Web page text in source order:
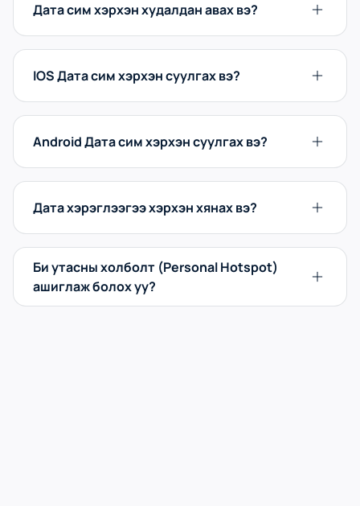
Дата сим хэрхэн худалдан авах вэ?
IOS Дата сим хэрхэн суулгах вэ?
Android Дата сим хэрхэн суулгах вэ?
Дата хэрэглээгээ хэрхэн хянах вэ?
Би утасны холболт (Personal Hotspot)
ашиглаж болох уу?